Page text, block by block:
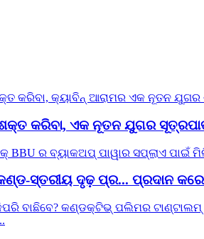
କରିବା, ଏକ ନୂତନ ଯୁଗର
ସ୍ତରୀୟ ଦୃଢ଼ ପ୍ର... ପ୍ରଦାନ